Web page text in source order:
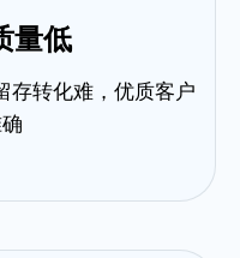
量低
存转化难，优质客户